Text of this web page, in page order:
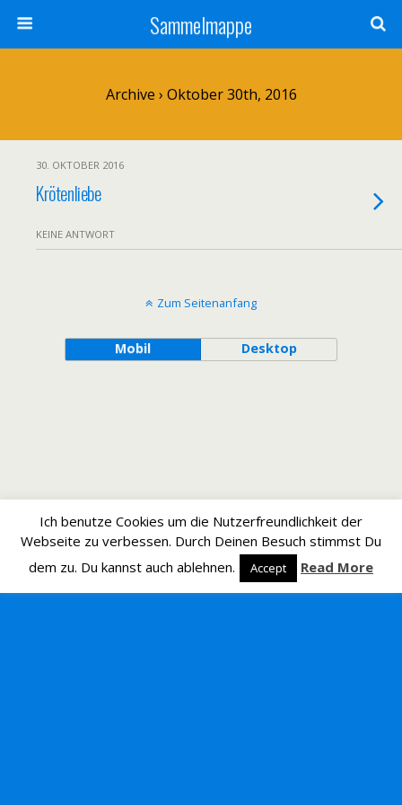
Sammelmappe
Archive › Oktober 30th, 2016
30. OKTOBER 2016
Krötenliebe
KEINE ANTWORT
Zum Seitenanfang
Mobil Desktop
Ich benutze Cookies um die Nutzerfreundlichkeit der
Webseite zu verbessen. Durch Deinen Besuch stimmst Du
dem zu. Du kannst auch ablehnen.
Accept Read More